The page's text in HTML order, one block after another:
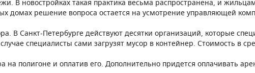
В новостройках такая практика весьма распространена, и
домах решение вопроса остается на усмотрение управляющей
Санкт-Петербурге действуют десятки организаций, которые
специалисты сами загрузят мусор в контейнер. Стоимость в
и оплатив его. Дополнительно придется оплачивать